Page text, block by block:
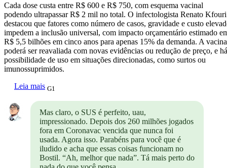
Cada dose custa entre R$ 600 e R$ 750, com esquema vacinal
podendo ultrapassar R$ 2 mil no total. O infectologista Renato Kfouri
destacou que fatores como número de casos, gravidade e custo
impedem a inclusão universal, com impacto orçamentário estimado
R$ 5,5 bilhões em cinco anos para apenas 15% da demanda. A vacina
poderá ser reavaliada com novas evidências ou redução de preço, e há
possibilidade de uso em situações direcionadas, como surtos ou
imunossuprimidos.
Leia mais G1
Mas claro, o SUS é perfeito, uau,
impressionado. Depois dos 260 milhões jogados
fora em Coronavac vencida que nunca foi
usada. Agora isso. Parabéns para você que é
iludido e acha que essas coisas funcionam no
Bostil. “Ah, melhor que nada”. Tá mais perto do